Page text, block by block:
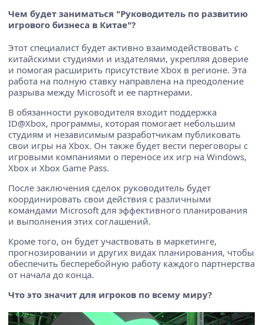
Чем будет заниматься "Руководитель по развитию
игрового бизнеса в Китае"?
Этот специалист будет активно взаимодействовать с
китайскими студиями и издателями, укрепляя доверие
и помогая расширить присутствие Xbox в регионе. Эта
работа на полную ставку направлена на преодоление
разрыва между Microsoft и ее партнерами.
В обязанности руководителя входит поддержка
ID@Xbox, программы, которая помогает небольшим
студиям и независимым разработчикам публиковать
свои игры на Xbox. Он также будет вести переговоры с
игровыми компаниями о переносе их игр на Windows,
Xbox и Xbox Game Pass.
После заключения сделок руководитель будет
координировать свои действия с различными
командами Microsoft для эффективного планирования
и выполнения этих соглашений.
Кроме того, он будет участвовать в маркетинге,
прогнозировании и других видах планирования, чтобы
обеспечить бесперебойную работу каждого партнерства
от начала до конца.
Что это значит для игроков по всему миру?